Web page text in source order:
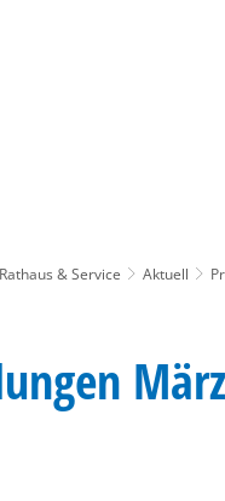
Rathaus & Service Aktuell